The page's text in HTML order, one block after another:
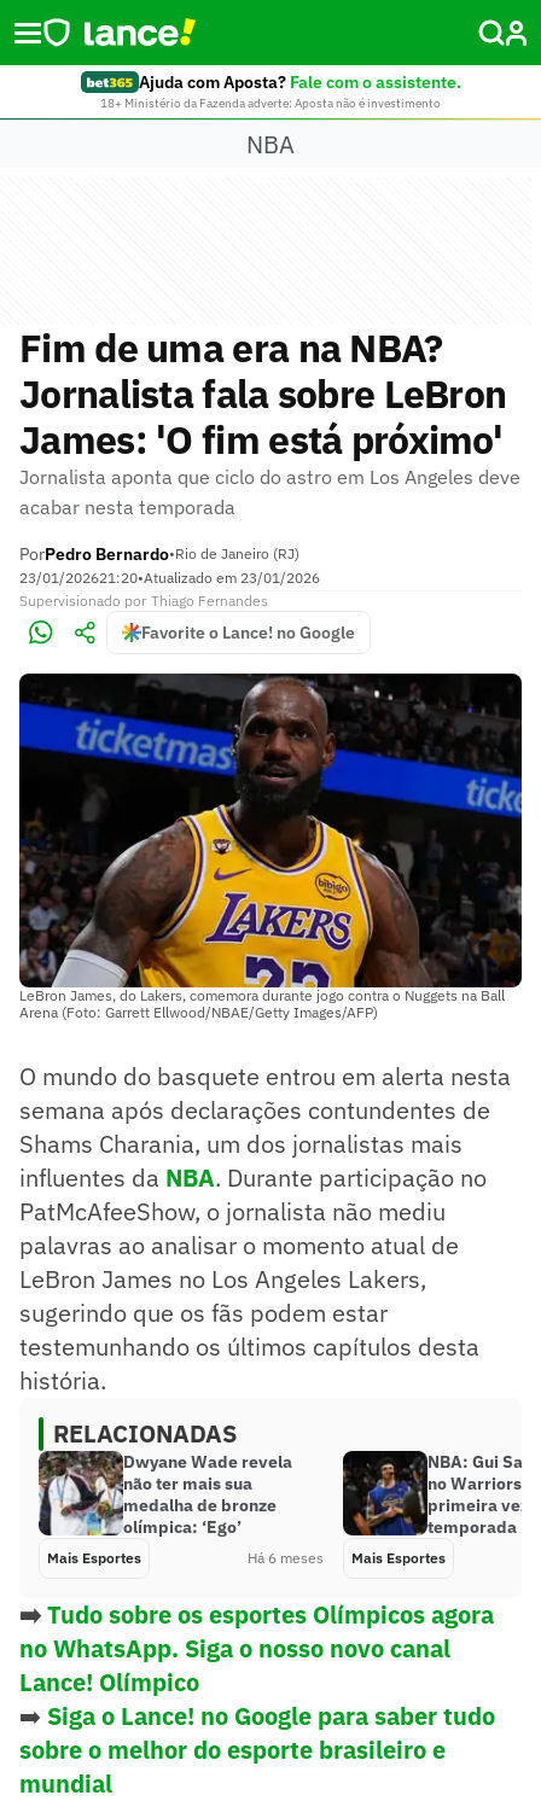
Ajuda com Aposta? Fale com o assistente.
18+ Ministério da Fazenda adverte: Aposta não é investimento
NBA
Fim de uma era na NBA?
Jornalista fala sobre LeBron
James: 'O fim está próximo'
Jornalista aponta que ciclo do astro em Los Angeles deve
acabar nesta temporada
PorPedro Bernardo•Rio de Janeiro (RJ)
23/01/202621:20•Atualizado em 23/01/2026
Supervisionado por Thiago Fernandes
Favorite o Lance! no Google
LeBron James, do Lakers, comemora durante jogo contra o Nuggets na Ball
Arena (Foto: Garrett Ellwood/NBAE/Getty Images/AFP)
O mundo do basquete entrou em alerta nesta
semana após declarações contundentes de
Shams Charania, um dos jornalistas mais
influentes da NBA. Durante participação no
PatMcAfeeShow, o jornalista não mediu
palavras ao analisar o momento atual de
LeBron James no Los Angeles Lakers,
sugerindo que os fãs podem estar
testemunhando os últimos capítulos desta
história.
RELACIONADAS
Dwyane Wade revela
não ter mais sua
medalha de bronze
olímpica: ‘Ego’
Mais Esportes Há 6 meses
NBA: Gui
no Warriors
primeira vez
temporada
Mais Esportes
➡️Tudo sobre os esportes Olímpicos agora
no WhatsApp. Siga o nosso novo canal
Lance! Olímpico
➡️ Siga o Lance! no Google para saber tudo
sobre o melhor do esporte brasileiro e
mundial